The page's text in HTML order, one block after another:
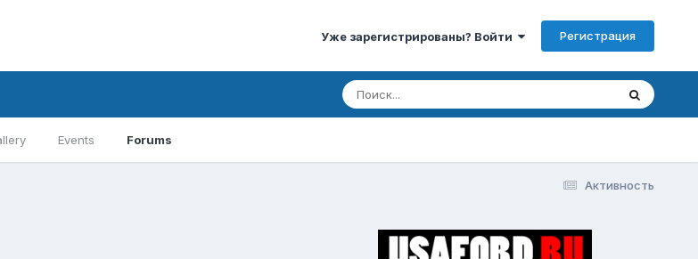
Уже зарегистрированы? Войти Регистрация
Events Forums
Активность